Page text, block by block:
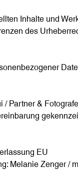
Inhalte und
des
/ Partner &
EU
Melanie Zenger /